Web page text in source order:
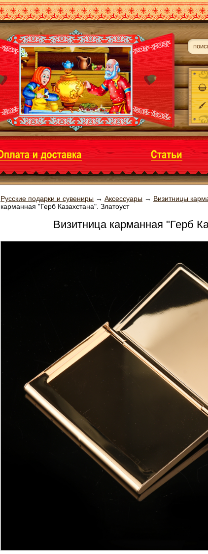
Русские подарки и сувениры → Аксессуары → Визитницы
карманная "Герб Казахстана". Златоуст
Визитница карманная "Герб